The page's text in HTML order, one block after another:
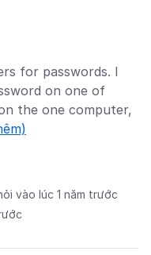
for passwords. I
on one of
the one computer,
vào lúc 1 năm trước